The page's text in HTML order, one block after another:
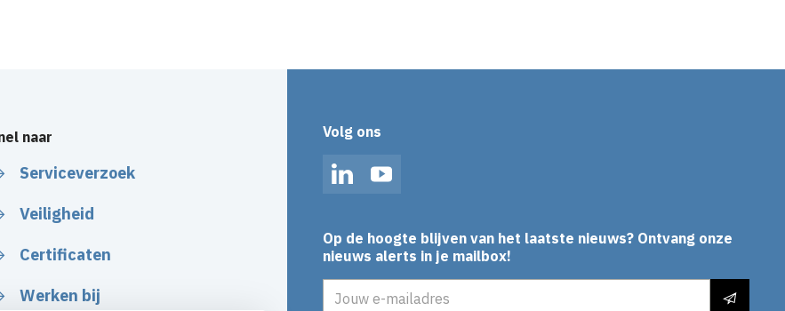
naar
Serviceverzoek
Veiligheid
Certificaten
Werken bij
Volg ons
LinkedInYouTube
Op de hoogte blijven van het laatste nieuws? Ontvang onze
nieuws alerts in je mailbox!